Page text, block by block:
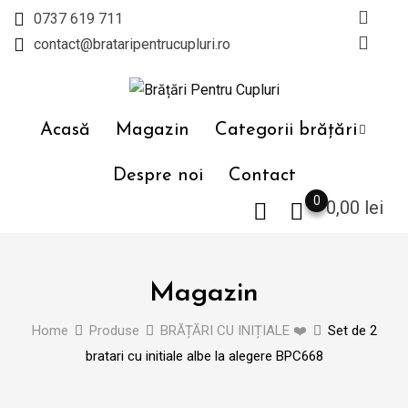
Skip
0737 619 711
contact@brataripentrucupluri.ro
Acasă Magazin Categorii brățări
Despre noi Contact
0,00 lei
0
Magazin
Home Produse BRĂȚĂRI CU INIȚIALE ❤️
Set de 2
bratari cu initiale albe la alegere BPC668